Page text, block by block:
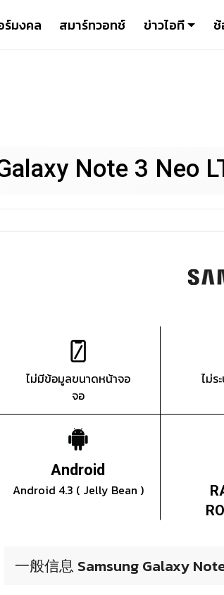
ร์มงคล สมาร์ทวอทช์ ข่าวไอที
Note 3 Neo
ไม่มีข้อมูลขนาดหน้าจอ
จอ
ไม่ร
Android
Android 4.3 ( Jelly Bean )
一般信息 Samsung Galaxy